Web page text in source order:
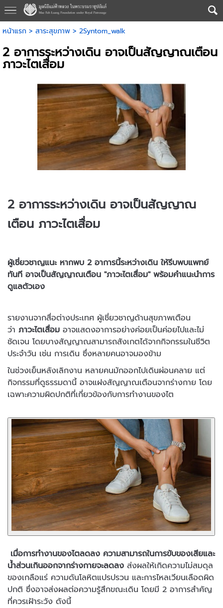
หน้าแรก > สาระสุขภาพ> 2Syntom_walk
2 อาการระหว่างเดิน อาจเป็นสัญญาณเตือน
ภาวะไตเสื่อม
2 อาการระหว่างเดิน อาจเป็นสัญญาณ
เตือน ภาวะไตเสื่อม
ผู้เชี่ยวชาญแนะ หากพบ 2 อาการนี้ระหว่างเดิน ให้รีบพบแพทย์
ทันที อาจเป็นสัญญาณเตือน "ภาวะไตเสื่อม" พร้อมคำแนะนำการ
ดูแลตัวเอง
รายงานจากสื่อต่างประเทศ ผู้เชี่ยวชาญด้านสุขภาพเตือน
ว่าภาวะไตเสื่อม อาจแสดงอาการอย่างค่อยเป็นค่อยไปและไม่
ชัดเจน โดยบางสัญญาณสามารถสังเกตได้จากกิจกรรมในชีวิต
ประจำวัน เช่น การเดิน ซึ่งหลายคนอาจมองข้าม
ในช่วงเย็นหลังเลิกงาน หลายคนมักออกไปเดินผ่อนคลาย แต่
กิจกรรมที่ดูธรรมดานี้ อาจแฝงสัญญาณเตือนจากร่างกาย โดย
เฉพาะความผิดปกติที่เกี่ยวข้องกับการทำงานของไต
เมื่อการทำงานของไตลดลง ความสามารถในการขับของเสียและ
น้ำส่วนเกินออกจากร่างกายจะลดลง ส่งผลให้เกิดความไม่สมดุล
ของเกลือแร่ ความดันโลหิตแปรปรวน และการไหลเวียนเลือดผิด
ปกติ ซึ่งอาจส่งผลต่อความรู้สึกขณะเดิน โดยมี 2 อาการสำคัญ
ที่ควรเฝ้าระวัง ดังนี้